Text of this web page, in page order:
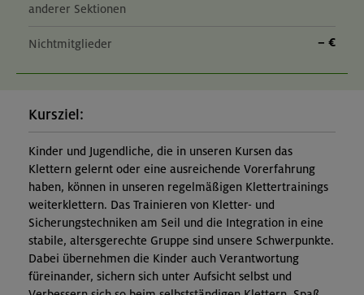
anderer Sektionen
Nichtmitglieder – €
Kursziel:
Kinder und Jugendliche, die in unseren Kursen das
Klettern gelernt oder eine ausreichende Vorerfahrung
haben, können in unseren regelmäßigen Klettertrainings
weiterklettern. Das Trainieren von Kletter- und
Sicherungstechniken am Seil und die Integration in eine
stabile, altersgerechte Gruppe sind unsere Schwerpunkte.
Dabei übernehmen die Kinder auch Verantwortung
füreinander, sichern sich unter Aufsicht selbst und